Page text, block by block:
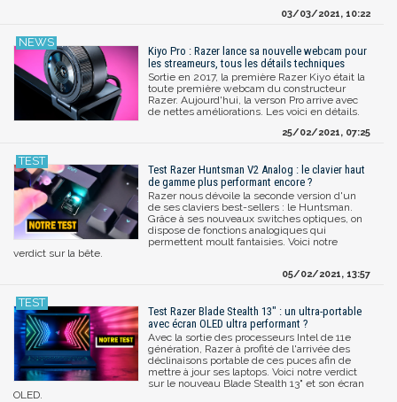
03/03/2021, 10:22
Kiyo Pro : Razer lance sa nouvelle webcam pour
les streameurs, tous les détails techniques
Sortie en 2017, la première Razer Kiyo était la
toute première webcam du constructeur
Razer. Aujourd'hui, la verson Pro arrive avec
de nettes améliorations. Les voici en détails.
25/02/2021, 07:25
Test Razer Huntsman V2 Analog : le clavier haut
de gamme plus performant encore ?
Razer nous dévoile la seconde version d'un
de ses claviers best-sellers : le Huntsman.
Grâce à ses nouveaux switches optiques, on
dispose de fonctions analogiques qui
permettent moult fantaisies. Voici notre
verdict sur la bête.
05/02/2021, 13:57
Test Razer Blade Stealth 13" : un ultra-portable
avec écran OLED ultra performant ?
Avec la sortie des processeurs Intel de 11e
génération, Razer à profité de l'arrivée des
déclinaisons portable de ces puces afin de
mettre à jour ses laptops. Voici notre verdict
sur le nouveau Blade Stealth 13" et son écran
OLED.